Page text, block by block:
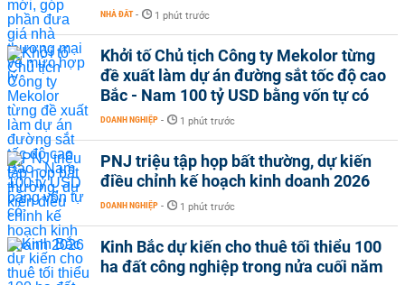
NHÀ ĐẤT - 1 phút trước
Khởi tố Chủ tịch Công ty Mekolor từng
đề xuất làm dự án đường sắt tốc độ cao
Bắc - Nam 100 tỷ USD bằng vốn tự có
DOANH NGHIỆP - 1 phút trước
PNJ triệu tập họp bất thường, dự kiến
điều chỉnh kế hoạch kinh doanh 2026
DOANH NGHIỆP - 1 phút trước
Kinh Bắc dự kiến cho thuê tối thiểu 100
ha đất công nghiệp trong nửa cuối năm